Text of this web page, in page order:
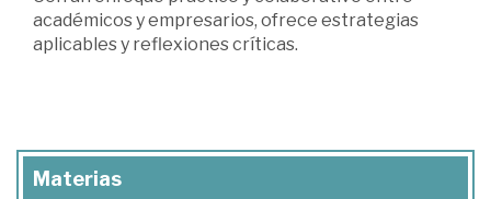
académicos y empresarios, ofrece estrategias
aplicables y reflexiones críticas.
Materias